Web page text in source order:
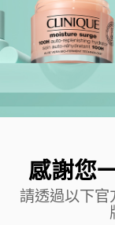
感謝您
請透過以下官